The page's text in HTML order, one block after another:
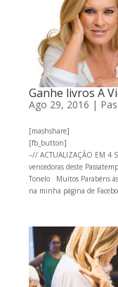
Ganhe livros A
Ago 29, 2016 |
[mashshare]
[fb_button]
–// ACTUALIZAÇÃO EM 4
vencedoras deste
Tonelo Muitos Parabéns
na minha página de